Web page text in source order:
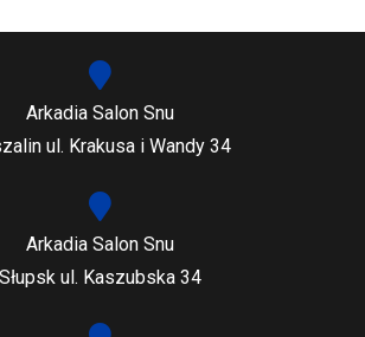
Arkadia Salon Snu
ul. Krakusa i Wandy 34
Arkadia Salon Snu
Słupsk ul. Kaszubska 34